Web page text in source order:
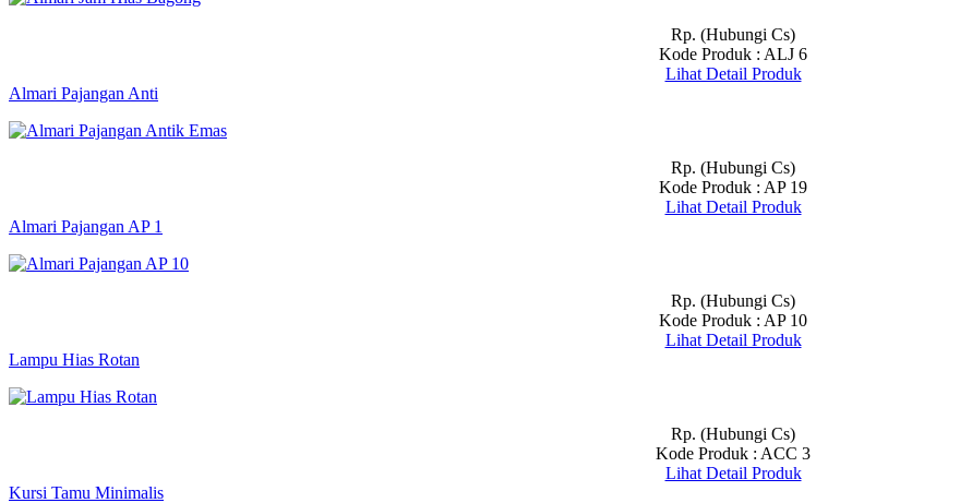
Rp. (Hubungi Cs)
Kode Produk : ALJ 6
Lihat Detail Produk
Almari Pajangan Anti
Rp. (Hubungi Cs)
Kode Produk : AP 19
Lihat Detail Produk
Almari Pajangan AP 1
Rp. (Hubungi Cs)
Kode Produk : AP 10
Lihat Detail Produk
Lampu Hias Rotan
Rp. (Hubungi Cs)
Kode Produk : ACC 3
Lihat Detail Produk
Kursi Tamu Minimalis